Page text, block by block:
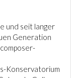
und seit langer
Generation
Konservatorium